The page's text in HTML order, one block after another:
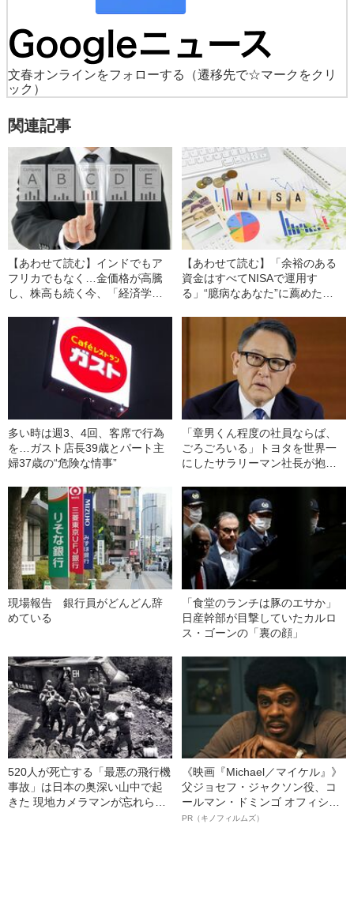
文春オンラインをフォローする
（遷移先で☆マークをクリ
ック）
関連記事
【あわせて読む】インドでもア
フリカでもなく…金価格が高騰
し、株高も続く今、「経済学的
【あわせて読む】「余裕のある
資金はすべてNISAで運用す
る」“臆病なあなた”に薦めた
多い時は週3、4回、客席で行為
を…ガスト店長39歳とパート主
婦37歳の“危険な情事”
「章男くん程度の社員ならば、
ごろごろいる」トヨタを世界一
にしたサラリーマン社長が抱い
現場報告 銀行員がどんどん辞
めている
「食堂のランチは豚のエサか」
日産幹部が目撃していたカルロ
ス・ゴーンの「裏の顔」
520人が死亡する「最悪の飛行機
事故」は日本の奥深い山中で起
きた 現地カメラマンが忘れられ
《映画『Michael／マイケル』》
父ジョセフ・ジャクソン役、コ
ールマン・ドミンゴ オフィシャ
ルインタビュー“観客を魅了した
PR（キノフィルムズ）